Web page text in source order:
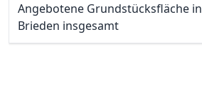
Angebotene Grundstücksfläche in
Brieden insgesamt